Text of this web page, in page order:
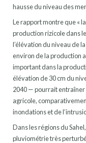
hausse du niveau des
Le rapport montre que «
production rizicole dans
l’élévation du niveau de
environ de la production
important dans la
élévation de 30 cm du
2040 — pourrait entraîner
agricole,
inondations et de
Dans les régions du
pluviométrie très